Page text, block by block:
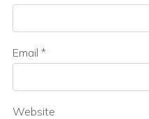
Email *
Website